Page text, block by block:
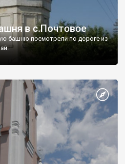
в с.Почтовое
башню посмотрели по дороге из